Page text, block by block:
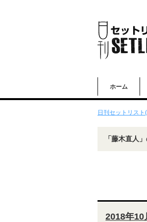
ホーム
日刊セットリスト
「藤木直人
2018年10